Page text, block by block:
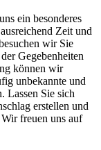
ein besonderes
Zeit und
wir Sie
Gegebenheiten
können wir
unbekannte und
Lassen Sie sich
erstellen und
freuen uns auf